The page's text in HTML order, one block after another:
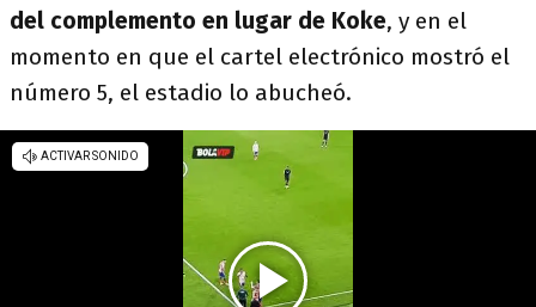
del complemento en lugar de Koke, y en el
momento en que el cartel electrónico mostró el
número 5, el estadio lo abucheó.